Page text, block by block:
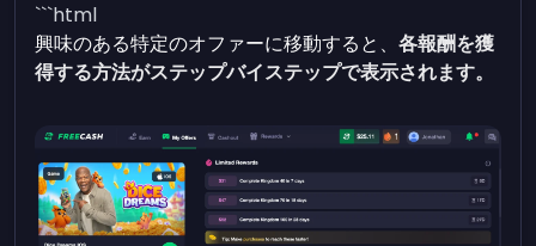
```html
興味のある特定のオファーに移動すると、各報酬を獲
得する方法がステップバイステップで表示されます。